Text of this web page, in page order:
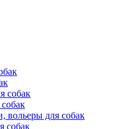
собак
вольеры для собак
собак